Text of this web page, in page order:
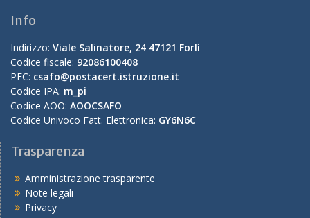
Info
Indirizzo: Viale Salinatore, 24 47121 Forlì
Codice fiscale: 92086100408
PEC: csafo@postacert.istruzione.it
Codice IPA: m_pi
Codice AOO: AOOCSAFO
Codice Univoco Fatt. Elettronica: GY6N6C
Trasparenza
Amministrazione trasparente
Note legali
Privacy